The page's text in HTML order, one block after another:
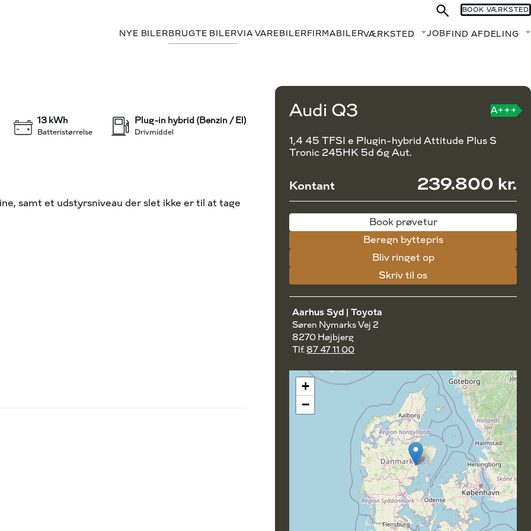
NYE BILER BRUGTE BILERVIA VAREBILER FIRMABILERVÆRKSTED Fold undermenu ud
JOB FIND AFDELING
BOOK VÆRKSTED
5d 6g Aut.
Batteristørrelse
13 kWh
Drivmiddel
Plug-in hybrid (Benzin / El)
samt et udstyrsniveau der slet ikke er til at tage
Audi Q3
1,4 45 TFSI e Plugin-hybrid Attitude Plus S
Tronic 245HK 5d 6g Aut.
A+++
Kontant 239.800 kr.
Book prøvetur
Beregn byttepris
Bliv ringet op
Skriv til os
Aarhus Syd | Toyota
Søren Nymarks Vej 2
8270 Højbjerg
Tlf.87 47 11 00